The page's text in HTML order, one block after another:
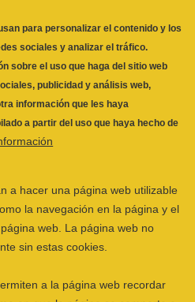
al nuevo responsable.
Puedes solicitar que
cuando ya no sean
tratamiento, retires tu
un tratamiento ilícito o
legal de hacerlo.
información sobre qué
en la Ley y cómo
dirigirte a la
Protección de Datos
control en materia de
a hacer una página web utilizable
la navegación en la página y el
web. La página web no
sin estas cookies.
a la página web recordar
preferido o la región en la
a los propietarios de páginas web
los visitantes con las páginas web
de forma anónima.